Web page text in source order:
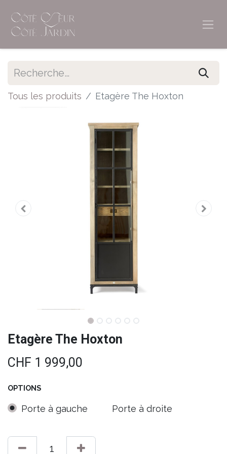
Tous les produits Etagère The Hoxton
Etagère The Hoxton
CHF 1 999,00
OPTIONS
Porte à gauche Porte à droite